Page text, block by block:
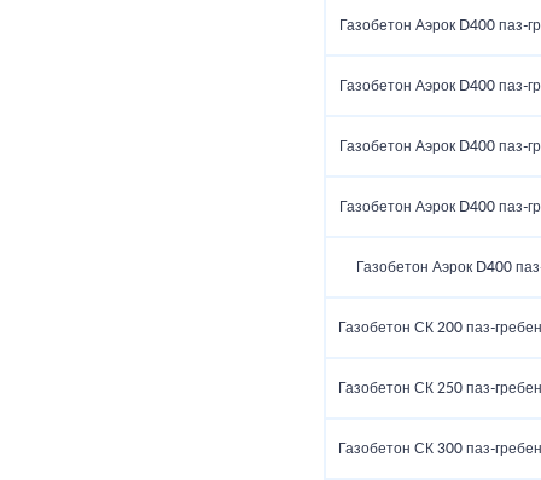
Газобетон Аэрок D400 паз-
Газобетон Аэрок D400 паз-
Газобетон Аэрок D400 паз-
Газобетон Аэрок D400 паз-
Газобетон Аэрок D400
Газобетон СК 200 паз-
Газобетон СК 250 паз-
Газобетон СК 300 паз-